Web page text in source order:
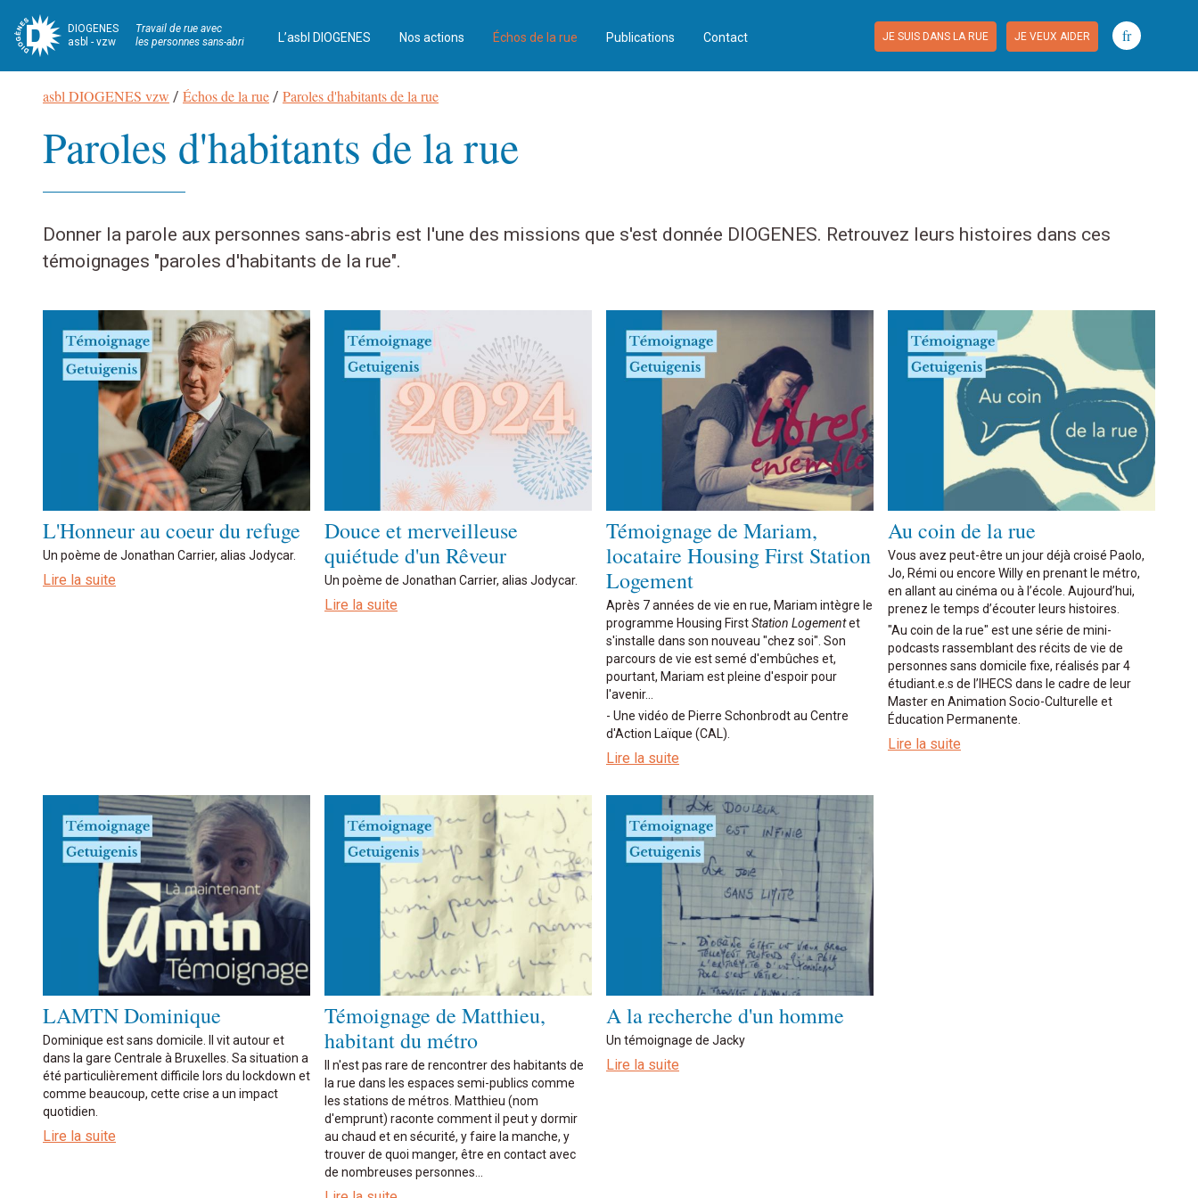
DIOGENES
asbl - vzw
Travail de rue avec
les personnes sans-abri
JE SUIS DANS LA RUE JE VEUX AIDER fr
Navigation
L’asbl DIOGENES Nos actions Échos de la rue Publications Contact
Fil
asbl DIOGENES vzw / Échos de la rue/ Paroles d'habitants de la rue
Paroles d'habitants de la rue
Donner la parole aux personnes sans-abris est l'une des missions que s'est donnée DIOGENES. Retrouvez leurs histoires dans ces
témoignages "paroles d'habitants de la rue".
L'Honneur au coeur du refuge
Un poème de Jonathan Carrier, alias Jodycar.
Lire la suite
Douce et merveilleuse
quiétude d'un Rêveur
Un poème de Jonathan Carrier, alias Jodycar.
Lire la suite
Témoignage de Mariam,
locataire Housing First Station
Logement
Après 7 années de vie en rue, Mariam intègre le
programme Housing FirstStation Logementet
s'installe dans son nouveau "chez soi". Son
parcours de vie est semé d'embûches et,
pourtant, Mariam est pleine d'espoir pour
l'avenir...
- Une vidéo de Pierre Schonbrodt au Centre
d'Action Laïque (CAL).
Lire la suite
Au coin de la rue
Vous avez peut-être un jour déjà croisé Paolo,
Jo, Rémi ou encore Willy en prenant le métro,
en allant au cinéma ou à l’école. Aujourd’hui,
prenez le temps d’écouter leurs histoires.
"Au coin de la rue" est une série de mini-
podcasts rassemblant des récits de vie de
personnes sans domicile fixe, réalisés par 4
étudiant.e.s de l’IHECS dans le cadre de leur
Master en Animation Socio-Culturelle et
Éducation Permanente.
Lire la suite
LAMTN Dominique
Dominique est sans domicile. Il vit autour et
dans la gare Centrale à Bruxelles. Sa situation a
été particulièrement difficile lors du lockdown et
comme beaucoup, cette crise a un impact
quotidien.
Lire la suite
Témoignage de Matthieu,
habitant du métro
Il n'est pas rare de rencontrer des habitants de
la rue dans les espaces semi-publics comme
les stations de métros. Matthieu (nom
d'emprunt) raconte comment il peut y dormir
au chaud et en sécurité, y faire la manche, y
trouver de quoi manger, être en contact avec
de nombreuses personnes...
A la recherche d'un homme
Un témoignage de Jacky
Lire la suite